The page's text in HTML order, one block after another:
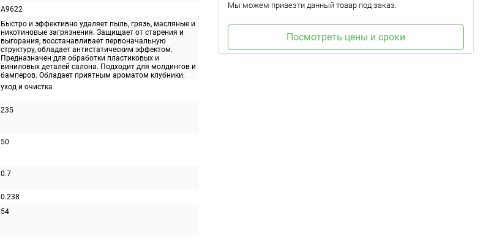
A9622
Быстро и эффективно удаляет пыль, грязь, масляные и
никотиновые загрязнения. Защищает от старения и
выгорания, восстанавливает первоначальную
структуру, обладает антистатическим эффектом.
Предназначен для обработки пластиковых и
виниловых деталей салона. Подходит для молдингов и
бамперов. Обладает приятным ароматом клубники.
уход и очистка
235
50
0.7
0.238
54
Мы можем привезти данный товар под заказ.
Посмотреть цены и сроки